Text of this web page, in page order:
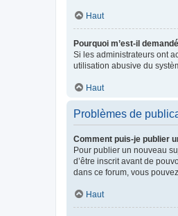
Haut
Pourquoi m’est-il
Si les administrateurs ont
utilisation abusive du
Haut
Problèmes de
Comment puis-je publier
Pour publier un nouveau
d’être inscrit avant de
dans ce forum, vous
Haut